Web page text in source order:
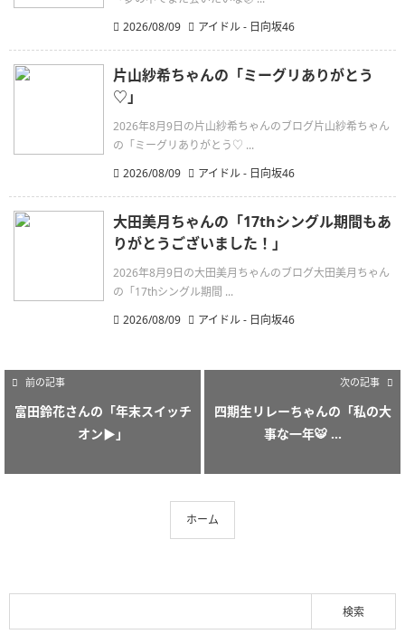
2026/08/09
アイドル - 日向坂46
片山紗希ちゃんの「ミーグリありがとう
♡」
2026年8月9日の片山紗希ちゃんのブログ片山紗希ちゃん
の「ミーグリありがとう♡ ...
2026/08/09
アイドル - 日向坂46
大田美月ちゃんの「17thシングル期間もあ
りがとうございました！」
2026年8月9日の大田美月ちゃんのブログ大田美月ちゃん
の「17thシングル期間 ...
2026/08/09
アイドル - 日向坂46
前の記事
富田鈴花さんの「年末スイッチ
オン▶️」
次の記事
四期生リレーちゃんの「私の大
事な一年🐯 ...
ホーム